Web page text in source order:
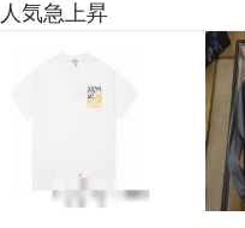
人気急上昇